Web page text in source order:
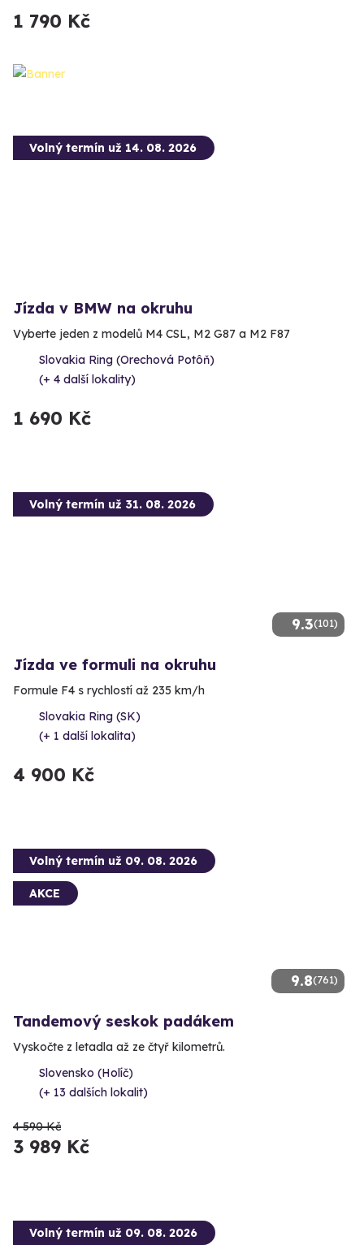
1 790 Kč
Volný termín už 14. 08. 2026
Jízda v BMW na okruhu
Vyberte jeden z modelů M4 CSL, M2 G87 a M2 F87
Slovakia Ring (Orechová Potôň)
(+ 4 další lokality)
1 690 Kč
9.3(101)
Volný termín už 31. 08. 2026
Jízda ve formuli na okruhu
Formule F4 s rychlostí až 235 km/h
Slovakia Ring (SK)
(+ 1 další lokalita)
4 900 Kč
9.8(761)
Volný termín už 09. 08. 2026
AKCE
Tandemový seskok padákem
Vyskočte z letadla až ze čtyř kilometrů.
Slovensko (Holíč)
(+ 13 dalších lokalit)
4 590 Kč
3 989 Kč
Volný termín už 09. 08. 2026